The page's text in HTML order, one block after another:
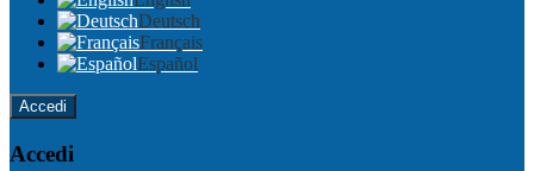
Deutsch
Français
Español
Accedi
Accedi